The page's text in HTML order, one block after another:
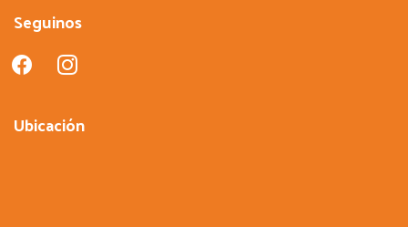
Seguinos
facebookinstagram
Ubicación